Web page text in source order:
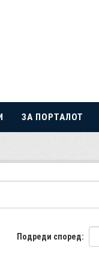
ЗА ПОРТАЛОТ
Подреди според